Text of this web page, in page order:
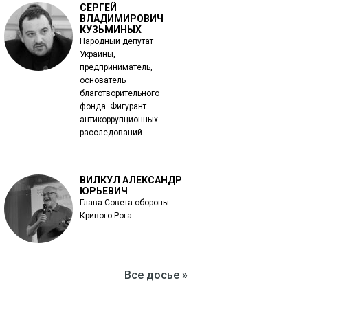
СЕРГЕЙ
ВЛАДИМИРОВИЧ
КУЗЬМИНЫХ
Народный депутат
Украины,
предприниматель,
основатель
благотворительного
фонда. Фигурант
антикоррупционных
расследований.
ВИЛКУЛ АЛЕКСАНДР
ЮРЬЕВИЧ
Глава Совета обороны
Кривого Рога
Все досье »